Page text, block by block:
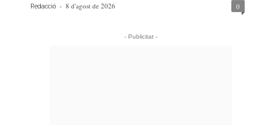
Redacció - 8 d'agost de 2026 0
- Publicitat -